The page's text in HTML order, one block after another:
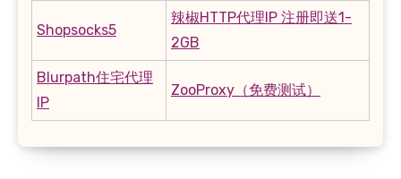
Shopsocks5
辣椒HTTP代理IP 注册即送1-
2GB
Blurpath住宅代理
IP
ZooProxy（免费测试）